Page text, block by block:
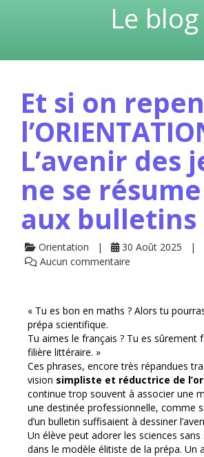
Le blog
Et si on
L’avenir des
ne se
aux bulletins
Orientation
30 Août 2025
Aucun commentaire
« Tu es bon en maths ? Alors tu
prépa scientifique.
Tu aimes le français ? Tu es sûrement
filière littéraire. »
Ces phrases, encore très répandues
vision simpliste et réductrice de
continue trop souvent à associer une
une destinée professionnelle, comme
d’un bulletin suffisaient à dessiner
Un élève peut adorer les sciences
dans le modèle élitiste de la prépa. Un